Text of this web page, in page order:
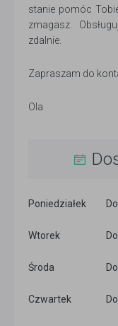
stanie pomóc
zmagasz.
zdalnie.
Zapraszam do
Ola
Poniedziałek
Wtorek
Środa
Czwartek